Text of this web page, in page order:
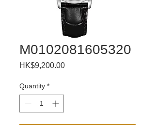
M0102081605320
HK$9,200.00Price
Quantity *